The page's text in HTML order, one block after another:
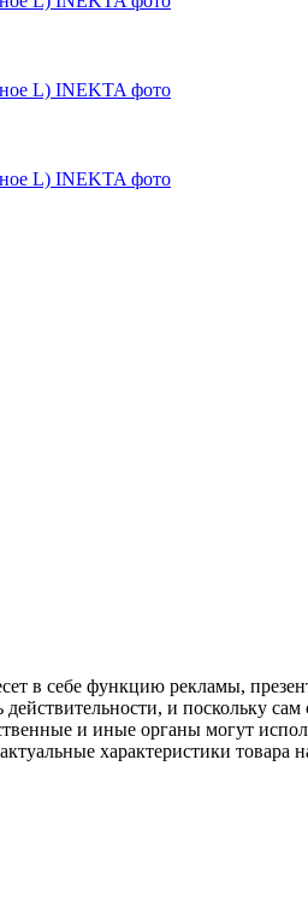
в себе функцию рекламы,
и поскольку
и иные органы могут
характеристики товара